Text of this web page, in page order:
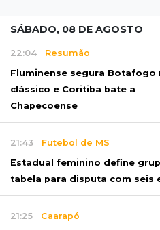
SÁBADO, 08 DE AGOSTO
22:04 Resumão
Fluminense segura Botafogo
clássico e Coritiba bate a
Chapecoense
21:43 Futebol de MS
Estadual feminino define
tabela para disputa com seis
21:25 Caarapó